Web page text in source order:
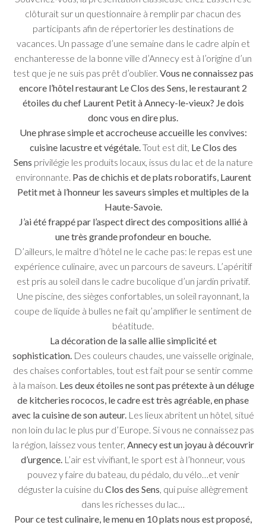
clôturait sur un questionnaire à remplir par chacun des
participants afin de répertorier les destinations de
vacances. Un passage d’une semaine dans le cadre alpin et
enchanteresse de la bonne ville d’Annecy est à l’origine d’un
test que je ne suis pas prêt d’oublier. Vous ne connaissez pas
encore l’hôtel restaurant Le Clos des Sens, le restaurant 2
étoiles du chef Laurent Petit à Annecy-le-vieux? Je dois
donc vous en dire plus.
Une phrase simple et accrocheuse accueille les convives:
cuisine lacustre et végétale. Tout est dit, Le Clos des
Sens privilégie les produits locaux, issus du lac et de la nature
environnante. Pas de chichis et de plats roboratifs, Laurent
Petit met à l’honneur les saveurs simples et multiples de la
Haute-Savoie.
J’ai été frappé par l’aspect direct des compositions allié à
une très grande profondeur en bouche.
D’ailleurs, le maître d’hôtel ne le cache pas: le repas est une
expérience culinaire, avec un parcours de saveurs. L’apéritif
est pris au soleil dans le cadre bucolique d’un jardin privatif.
Une piscine, des sièges confortables, un soleil rayonnant, la
coupe de liquide à bulles ne fait qu’amplifier le sentiment de
béatitude.
La décoration de la salle allie simplicité et
sophistication. Des couleurs chaudes, une vaisselle originale,
des chaises confortables, tout est fait pour se sentir comme
à la maison. Les deux étoiles ne sont pas prétexte à un déluge
de kitcheries rococos, le cadre est très agréable, en phase
avec la cuisine deson auteur. Les lieux abritent un hôtel, situé
non loin du lac le plus pur d’Europe. Si vous ne connaissez pas
la région, laissez vous tenter, Annecy est un joyau à découvrir
d’urgence. L’air est vivifiant, le sport est à l’honneur, vous
pouvez y faire du bateau, du pédalo, du vélo…et venir
déguster la cuisine du Clos des Sens , qui puise allègrement
dans les richesses du lac…
Pour ce test culinaire, le menu en 10 plats nous est proposé,